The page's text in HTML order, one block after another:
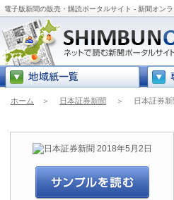
電子版新聞の販売・購読ポータルサイト - 新聞オン
ホーム ＞ 日本証券新聞 ＞ 日本証券